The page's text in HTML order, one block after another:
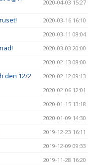
2020-04-03 15:27
2020-03-16 16:10
2020-03-11 08:04
2020-03-03 20:00
2020-02-13 08:00
den 12/2 2020-02-12 09:13
2020-02-06 12:01
2020-01-15 13:18
2020-01-09 14:30
2019-12-23 16:11
2019-12-09 09:33
2019-11-28 16:20